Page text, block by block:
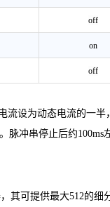
off
on
off
流设为动态电流的一
脉冲串停止后约100ms
其可提供最大512的细